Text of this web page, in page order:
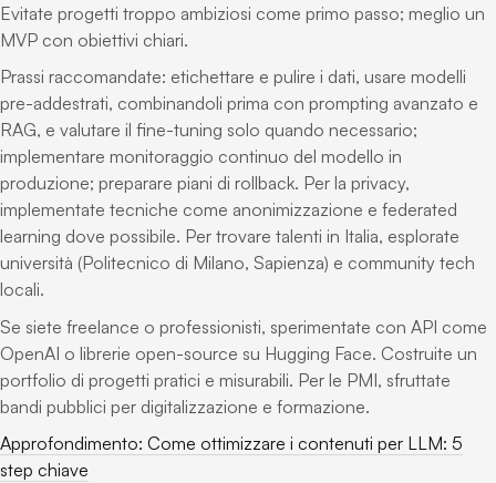
Evitate progetti troppo ambiziosi come primo passo; meglio un
MVP con obiettivi chiari.
Prassi raccomandate: etichettare e pulire i dati, usare modelli
pre-addestrati, combinandoli prima con prompting avanzato e
RAG, e valutare il fine-tuning solo quando necessario;
implementare monitoraggio continuo del modello in
produzione; preparare piani di rollback. Per la privacy,
implementate tecniche come anonimizzazione e federated
learning dove possibile. Per trovare talenti in Italia, esplorate
università (Politecnico di Milano, Sapienza) e community tech
locali.
Se siete freelance o professionisti, sperimentate con API come
OpenAI o librerie open-source su Hugging Face. Costruite un
portfolio di progetti pratici e misurabili. Per le PMI, sfruttate
bandi pubblici per digitalizzazione e formazione.
Approfondimento: Come ottimizzare i contenuti per LLM: 5
step chiave